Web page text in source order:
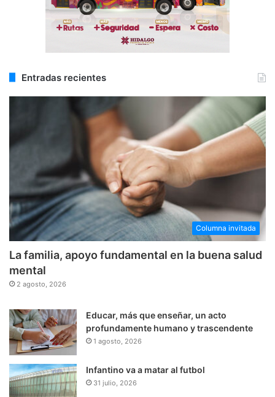
Entradas recientes
Columna invitada
La familia, apoyo fundamental en la buena salud
mental
2 agosto, 2026
Educar, más que enseñar, un acto
profundamente humano y trascendente
1 agosto, 2026
Infantino va a matar al futbol
31 julio, 2026